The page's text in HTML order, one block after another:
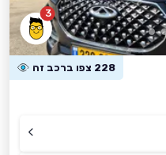
3
228 צפו ברכב זה